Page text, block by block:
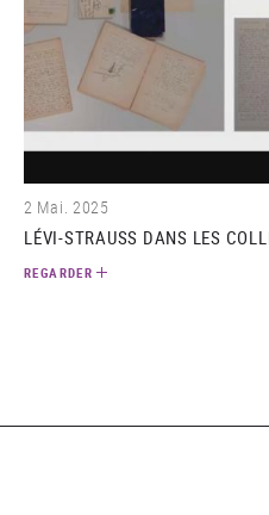
2 Mai. 2025
LÉVI-STRAUSS DANS LES
REGARDER